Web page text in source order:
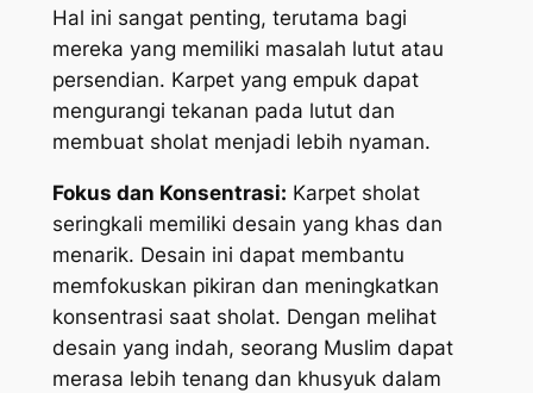
Hal ini sangat penting, terutama bagi
mereka yang memiliki masalah lutut atau
persendian. Karpet yang empuk dapat
mengurangi tekanan pada lutut dan
membuat sholat menjadi lebih nyaman.
Fokus dan Konsentrasi: Karpet sholat
seringkali memiliki desain yang khas dan
menarik. Desain ini dapat membantu
memfokuskan pikiran dan meningkatkan
konsentrasi saat sholat. Dengan melihat
desain yang indah, seorang Muslim dapat
merasa lebih tenang dan khusyuk dalam